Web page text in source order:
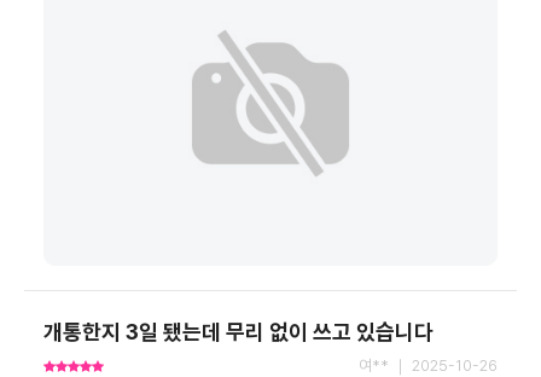
개통한지 3일 됐는데 무리 없이 쓰고 있습니다
여** ｜ 2025-10-26